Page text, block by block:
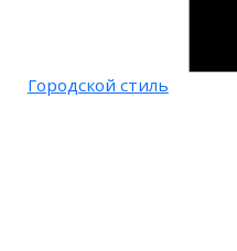
Городской стиль